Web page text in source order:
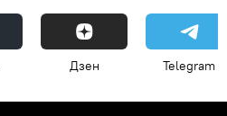
Дзен Telegram